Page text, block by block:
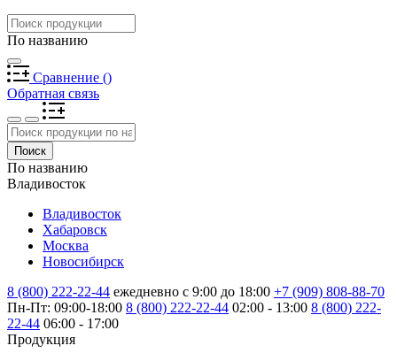
По названию
Сравнение ()
Обратная связь
Поиск
По названию
Владивосток
Владивосток
Хабаровск
Москва
Новосибирск
8 (800) 222-22-44 ежедневно с 9:00 до 18:00 +7 (909) 808-88-70
Пн-Пт: 09:00-18:00 8 (800) 222-22-44 02:00 - 13:00 8 (800) 222-
22-44 06:00 - 17:00
Продукция